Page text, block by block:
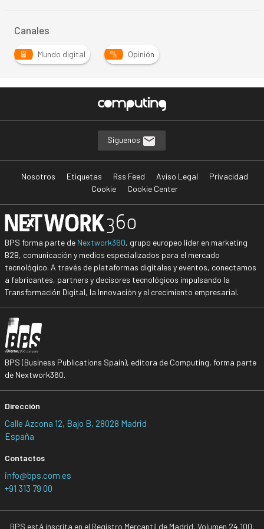
Canales
Mundo digital Opinión
Síguenos
Nosotros Etiquetas Rss Feed Aviso Legal
Privacidad
Cookie
Cookie Center
BPS forma parte de Nextwork360, grupo europeo líder en marketing
B2B, comunicación y medios especializados para el mercado
tecnológico. A través de plataformas digitales y eventos, conectamos
a fabricantes, partners y decisores tecnológicos impulsando la
Transformación Digital, la Innovación y el crecimiento empresarial.
BPS (Business Publications Spain), editora de Computing, forma parte
de Nextwork360.
Dirección
Calle Azcona 12, Bajo B, 28028 Madrid
España
Contactos
info@bps.com.es
+91 313 79 00
BPS está inscrita en el Registro Mercantil de Madrid, Volumen 24.100,